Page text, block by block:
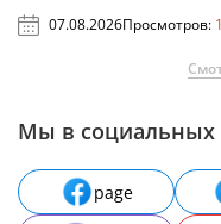
07.08.2026Просмотров:
Мы в социальных
page